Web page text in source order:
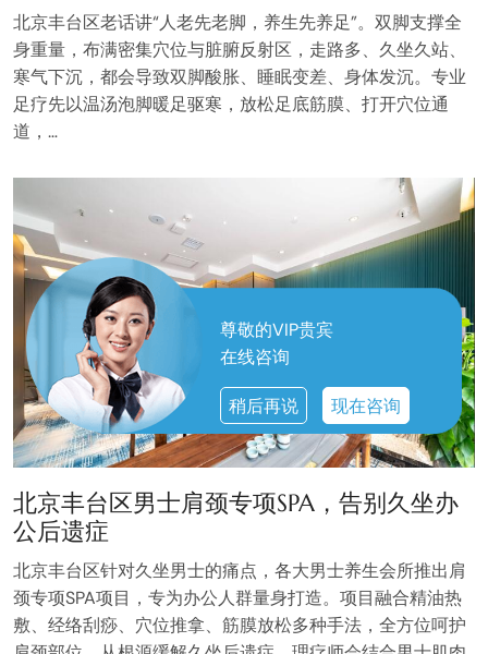
尊敬的VIP贵宾
在线咨询
稍后再说 现在咨询
北京丰台区老话讲“人老先老脚，养生先养足”。双脚支撑全
身重量，布满密集穴位与脏腑反射区，走路多、久坐久站、
寒气下沉，都会导致双脚酸胀、睡眠变差、身体发沉。专业
足疗先以温汤泡脚暖足驱寒，放松足底筋膜、打开穴位通
道，…
北京丰台区男士肩颈专项SPA，告别久坐办
公后遗症
北京丰台区针对久坐男士的痛点，各大男士养生会所推出肩
颈专项SPA项目，专为办公人群量身打造。项目融合精油热
敷、经络刮痧、穴位推拿、筋膜放松多种手法，全方位呵护